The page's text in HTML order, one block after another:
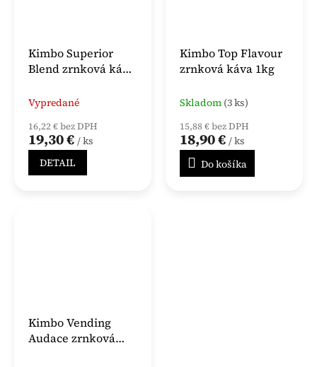
Kimbo Superior
Blend zrnková káva
Vypredané
16,22 € bez DPH
19,30 € / ks
DETAIL
Kimbo Top Flavour
zrnková káva 1kg
Skladom (3 ks)
15,88 € bez DPH
18,90 € / ks
Do košíka
Kimbo Vending
Audace zrnková